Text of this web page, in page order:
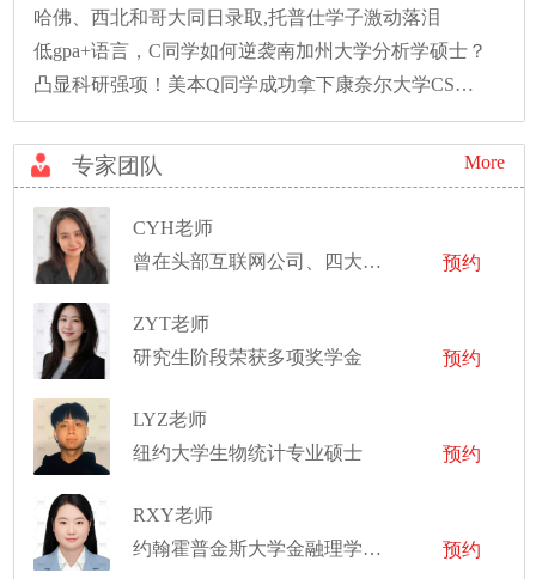
哈佛、西北和哥大同日录取,托普仕学子激动落泪
低gpa+语言，C同学如何逆袭南加州大学分析学硕士？
凸显科研强项！美本Q同学成功拿下康奈尔大学CS硕士录取！
专家团队 More
CYH老师
曾在头部互联网公司、四大实习，有丰富的数据分析、商业分析经验
预约
ZYT老师
研究生阶段荣获多项奖学金
预约
LYZ老师
纽约大学生物统计专业硕士
预约
RXY老师
约翰霍普金斯大学金融理学硕士
预约